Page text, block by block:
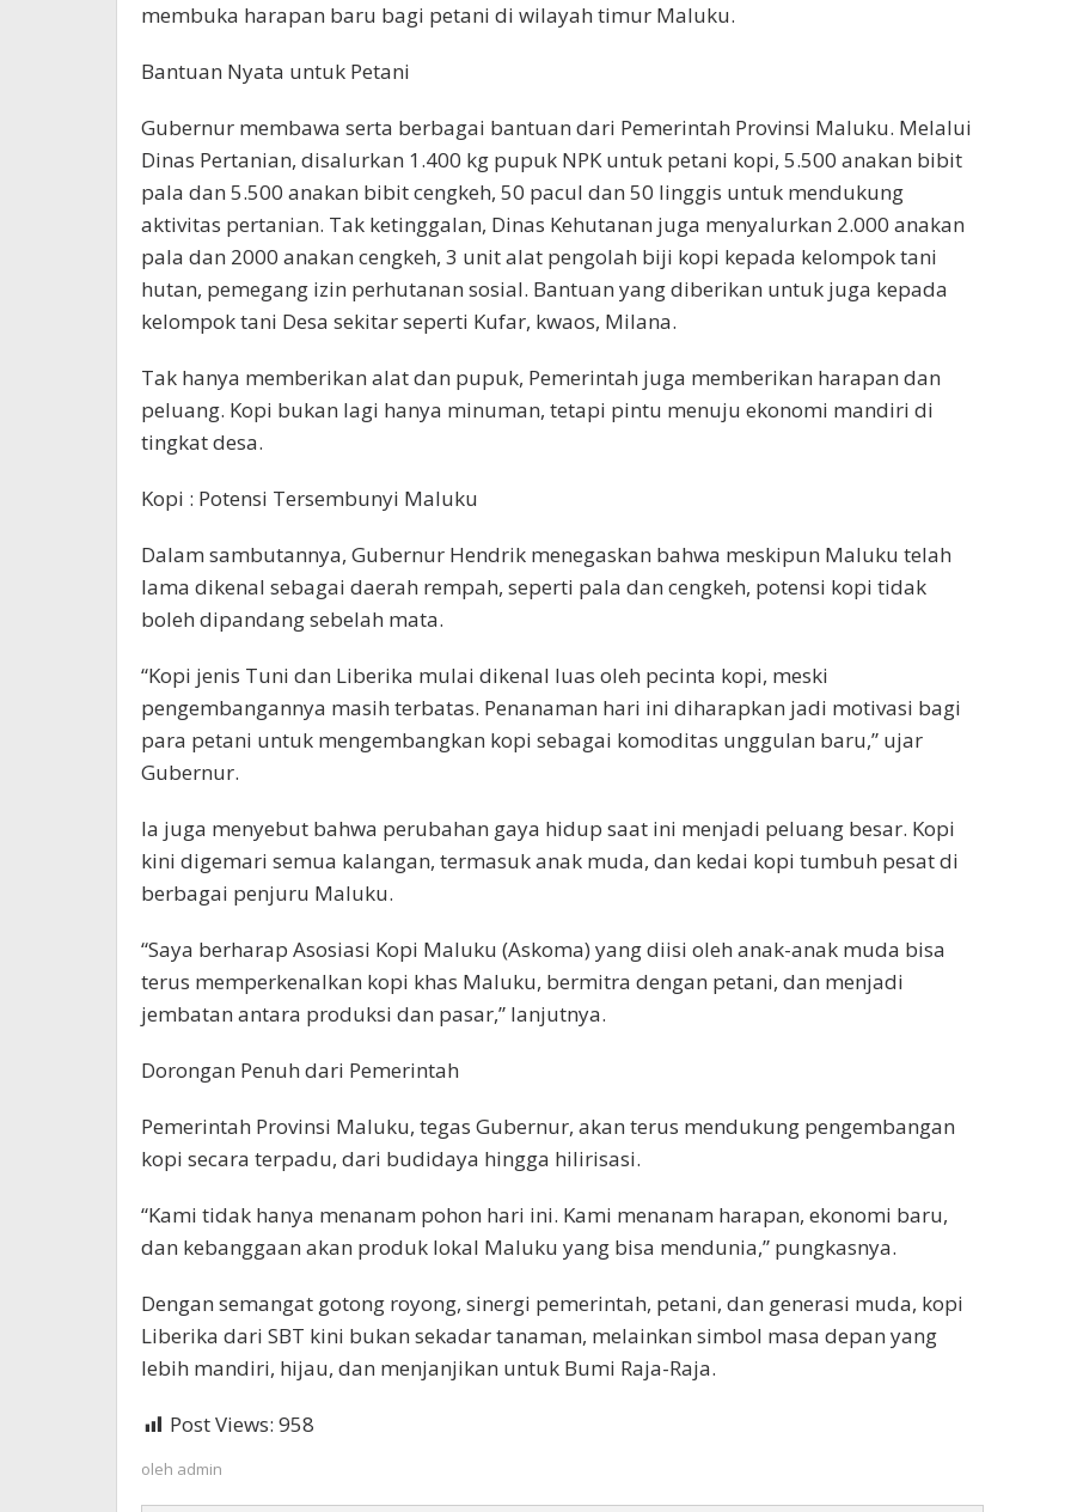
membuka harapan baru bagi petani di wilayah timur Maluku.
Bantuan Nyata untuk Petani
Gubernur membawa serta berbagai bantuan dari Pemerintah Provinsi Maluku. Melalui
Dinas Pertanian, disalurkan 1.400 kg pupuk NPK untuk petani kopi, 5.500 anakan bibit
pala dan 5.500 anakan bibit cengkeh, 50 pacul dan 50 linggis untuk mendukung
aktivitas pertanian. Tak ketinggalan, Dinas Kehutanan juga menyalurkan 2.000 anakan
pala dan 2000 anakan cengkeh, 3 unit alat pengolah biji kopi kepada kelompok tani
hutan, pemegang izin perhutanan sosial. Bantuan yang diberikan untuk juga kepada
kelompok tani Desa sekitar seperti Kufar, kwaos, Milana.
Tak hanya memberikan alat dan pupuk, Pemerintah juga memberikan harapan dan
peluang. Kopi bukan lagi hanya minuman, tetapi pintu menuju ekonomi mandiri di
tingkat desa.
Kopi : Potensi Tersembunyi Maluku
Dalam sambutannya, Gubernur Hendrik menegaskan bahwa meskipun Maluku telah
lama dikenal sebagai daerah rempah, seperti pala dan cengkeh, potensi kopi tidak
boleh dipandang sebelah mata.
“Kopi jenis Tuni dan Liberika mulai dikenal luas oleh pecinta kopi, meski
pengembangannya masih terbatas. Penanaman hari ini diharapkan jadi motivasi bagi
para petani untuk mengembangkan kopi sebagai komoditas unggulan baru,” ujar
Gubernur.
Ia juga menyebut bahwa perubahan gaya hidup saat ini menjadi peluang besar. Kopi
kini digemari semua kalangan, termasuk anak muda, dan kedai kopi tumbuh pesat di
berbagai penjuru Maluku.
“Saya berharap Asosiasi Kopi Maluku (Askoma) yang diisi oleh anak-anak muda bisa
terus memperkenalkan kopi khas Maluku, bermitra dengan petani, dan menjadi
jembatan antara produksi dan pasar,” lanjutnya.
Dorongan Penuh dari Pemerintah
Pemerintah Provinsi Maluku, tegas Gubernur, akan terus mendukung pengembangan
kopi secara terpadu, dari budidaya hingga hilirisasi.
“Kami tidak hanya menanam pohon hari ini. Kami menanam harapan, ekonomi baru,
dan kebanggaan akan produk lokal Maluku yang bisa mendunia,” pungkasnya.
Dengan semangat gotong royong, sinergi pemerintah, petani, dan generasi muda, kopi
Liberika dari SBT kini bukan sekadar tanaman, melainkan simbol masa depan yang
lebih mandiri, hijau, dan menjanjikan untuk Bumi Raja-Raja.
Post Views: 958
oleh admin